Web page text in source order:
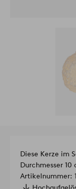
Diese Kerze im
Durchmesser 10
Artikelnummer: